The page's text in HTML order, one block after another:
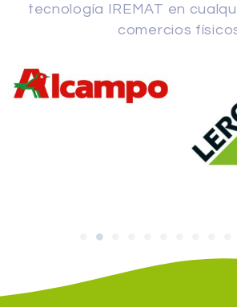
tecnología IREMAT en
comercios